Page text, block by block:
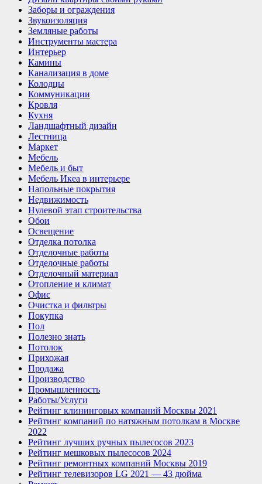
Заборы и ограждения
Звукоизоляция
Земляные работы
Инструменты мастера
Интерьер
Камины
Канализация в доме
Колодцы
Коммуникации
Кровля
Кухня
Ландшафтный дизайн
Лестница
Маркет
Мебель
Мебель и быт
Мебель Икеа в интерьере
Напольные покрытия
Недвижимость
Нулевой этап строительства
Обои
Освещение
Отделка потолка
Отделочные работы
Отделочные работы
Отделочный материал
Отопление и климат
Офис
Очистка и фильтры
Покупка
Пол
Полезно знать
Потолок
Прихожая
Продажа
Производство
Промышленность
Работы/Услуги
Рейтинг клининговых компаний Москвы 2021
Рейтинг компаний по натяжным потолкам в Москве
2022
Рейтинг лучших ручных пылесосов 2023
Рейтинг мешковых пылесосов 2024
Рейтинг ремонтных компаний Москвы 2019
Рейтинг телевизоров LG 2021 — 43 дюйма